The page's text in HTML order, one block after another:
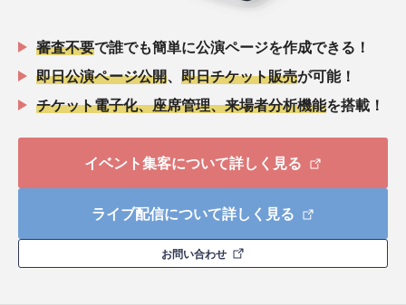
審査不要で誰でも簡単に公演ページを作成できる！
即日公演ページ公開
即日チケット販売が可能！
チケット電子化、座席管理、来場者分析機能を搭載！
イベント集客について詳しく見る
ライブ配信について詳しく見る
お問い合わせ